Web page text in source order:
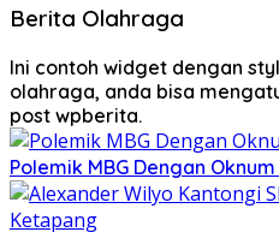
Berita Olahraga
Ini contoh widget dengan
olahraga, anda bisa
post wpberita.
Polemik MBG Dengan